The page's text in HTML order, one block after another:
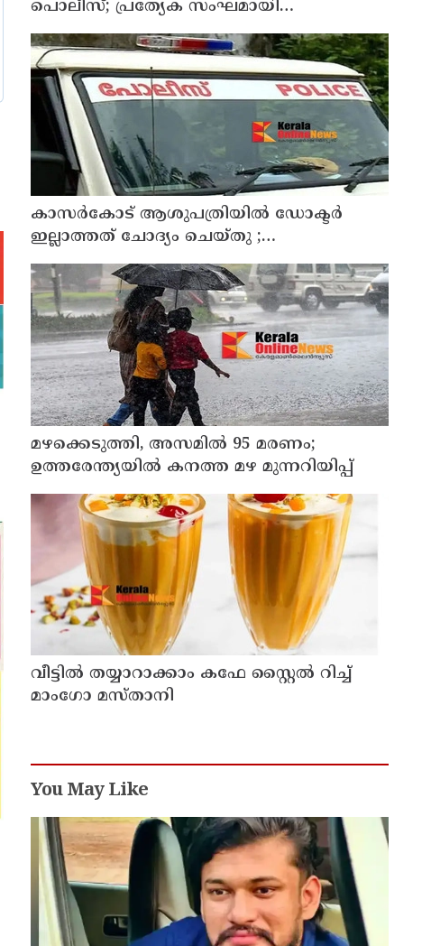
പൊലീസ്; പ്രത്യേക സംഘമായി
അന്വേഷണം
കാസർകോട് ആശുപത്രിയിൽ ഡോക്ടർ
ഇല്ലാത്തത് ചോദ്യം ചെയ്തു ;
നാട്ടുകാർക്കെതിരെ കേസെടുത്ത് പൊലീസ്
മഴക്കെടുത്തി, അസമിൽ 95 മരണം;
ഉത്തരേന്ത്യയില്‍ കനത്ത മഴ മുന്നറിയിപ്പ്
വീട്ടിൽ തയ്യാറാക്കാം കഫേ സ്റ്റൈൽ റിച്ച്
മാംഗോ മസ്താനി
You May Like